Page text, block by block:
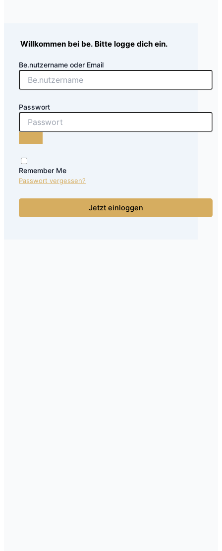
Willkommen bei be. Bitte logge dich ein.
Be.nutzername oder Email
Passwort
Remember Me
Passwort vergessen?
Jetzt einloggen